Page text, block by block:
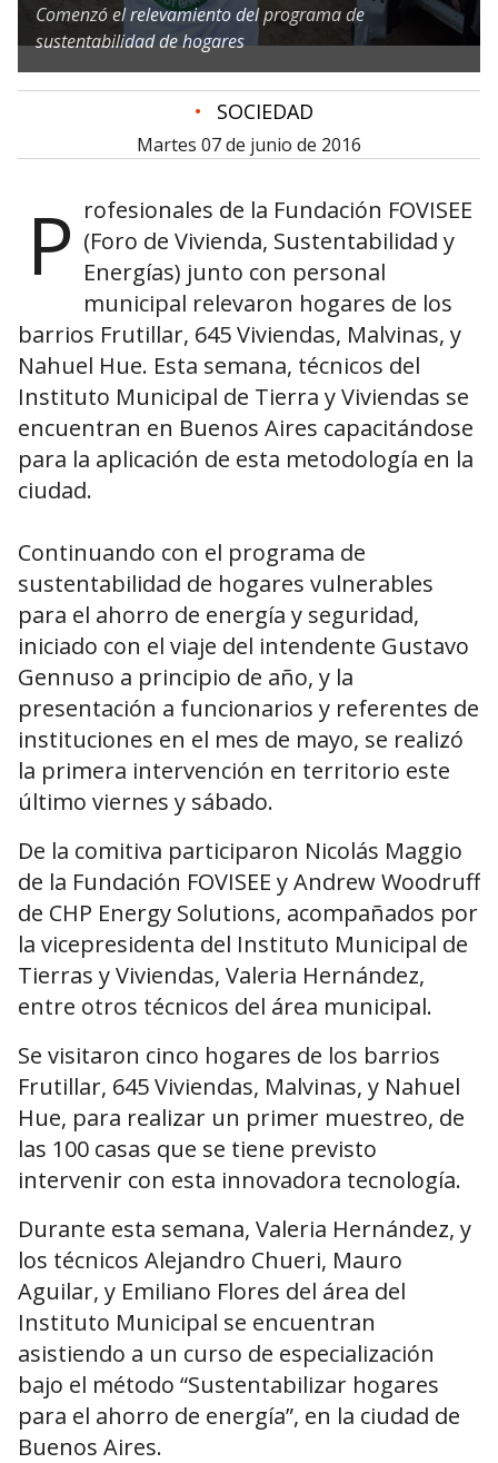
Comenzó el relevamiento del programa de
sustentabilidad de hogares
• SOCIEDAD
martes 07 de junio de 2016
P rofesionales de la Fundación FOVISEE
(Foro de Vivienda, Sustentabilidad y
Energías) junto con personal
municipal relevaron hogares de los
barrios Frutillar, 645 Viviendas, Malvinas, y
Nahuel Hue. Esta semana, técnicos del
Instituto Municipal de Tierra y Viviendas se
encuentran en Buenos Aires capacitándose
para la aplicación de esta metodología en la
ciudad.
Continuando con el programa de
sustentabilidad de hogares vulnerables
para el ahorro de energía y seguridad,
iniciado con el viaje del intendente Gustavo
Gennuso a principio de año, y la
presentación a funcionarios y referentes de
instituciones en el mes de mayo, se realizó
la primera intervención en territorio este
último viernes y sábado.
De la comitiva participaron Nicolás Maggio
de la Fundación FOVISEE y Andrew Woodruff
de CHP Energy Solutions, acompañados por
la vicepresidenta del Instituto Municipal de
Tierras y Viviendas, Valeria Hernández,
entre otros técnicos del área municipal.
Se visitaron cinco hogares de los barrios
Frutillar, 645 Viviendas, Malvinas, y Nahuel
Hue, para realizar un primer muestreo, de
las 100 casas que se tiene previsto
intervenir con esta innovadora tecnología.
Durante esta semana, Valeria Hernández, y
los técnicos Alejandro Chueri, Mauro
Aguilar, y Emiliano Flores del área del
Instituto Municipal se encuentran
asistiendo a un curso de especialización
bajo el método “Sustentabilizar hogares
para el ahorro de energía”, en la ciudad de
Buenos Aires.